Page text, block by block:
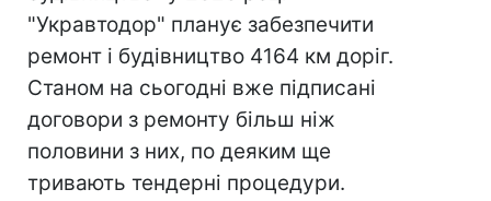
"Укравтодор" планує забезпечити
ремонт і будівництво 4164 км доріг.
Станом на сьогодні вже підписані
договори з ремонту більш ніж
половини з них, по деяким ще
тривають тендерні процедури.